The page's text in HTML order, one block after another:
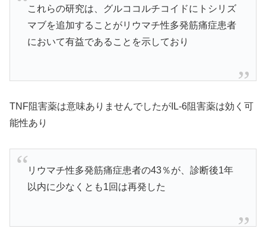
これらの研究は、グルココルチコイドにトシリズ
マブを追加することがリウマチ性多発筋痛症患者
において有益であることを示しており
TNF阻害薬は意味ありませんでしたがIL-6阻害薬は効く可
能性あり
リウマチ性多発筋痛症患者の43％が、診断後1年
以内に少なくとも1回は再発した